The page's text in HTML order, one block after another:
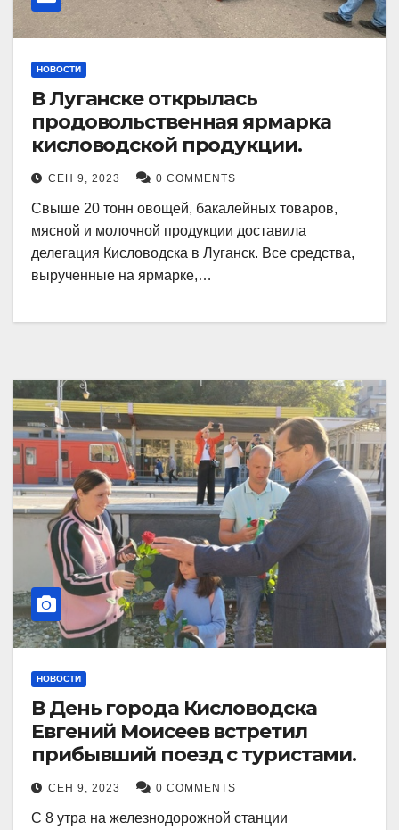
НОВОСТИ
В Луганске открылась
продовольственная ярмарка
кисловодской продукции.
СЕН 9, 2023 0 COMMENTS
Свыше 20 тонн овощей, бакалейных товаров,
мясной и молочной продукции доставила
делегация Кисловодска в Луганск. Все средства,
вырученные на ярмарке,…
НОВОСТИ
В День города Кисловодска
Евгений Моисеев встретил
прибывший поезд с туристами.
СЕН 9, 2023 0 COMMENTS
С 8 утра на железнодорожной станции